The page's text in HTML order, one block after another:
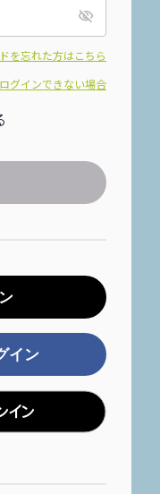
を忘れた方はこちら
ログインできない場合
イン
ン